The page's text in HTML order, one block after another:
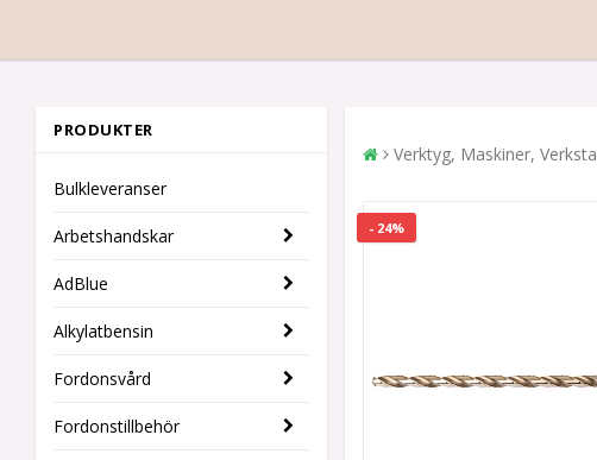
PRODUKTER
Bulkleveranser
Arbetshandskar
AdBlue
Alkylatbensin
Fordonsvård
Fordonstillbehör
Verktyg, Maskiner,
- 24%